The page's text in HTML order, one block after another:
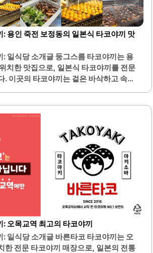
습니다. 또한, 이곳은 생맥주를 함께 즐길
코야끼와 함께 시원한 맥주 한 잔을 곁들
니다. 가게 내부는 청결하게 관리되고 있
서 식사를 할 수 있습니다.사장님은 친절
며, 고객의 다양한 요구에 귀 기울이는 모
. 데굴데굴 타코야끼는 포장 및 배달 서비
어디서나 쉽게 맛볼 수 있는 장점이..
: 용인 죽전 보정동의 일본식 타코야끼 맛
: 일식당 소개글 둥그스름 타코야끼는 용
치한 맛집으로, 일본식 타코야끼를 전문
. 이곳의 타코야끼는 겉은 바삭하고 속은
즐길 수 있는 점이 큰 장점입니다.특히,
수 있습니다. 매장 내부는 아늑하고 일본
편안한 분위기에서 식사를 즐길 수 있습니
게 손님을 맞이하며, 항상 청결하게 관리
상적입니다.포장 서비스도 제공되어, 바
편하게 맛있는 타코야끼를 즐길 수 있습
저녁 시간에 많은 손님이 찾는..
: 오목교역 최고의 타코야끼
: 일식당 소개글 바른타코 타코야끼는 오
한 전문 타코야끼 매장으로, 일본의 전통